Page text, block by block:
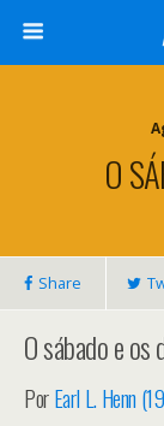
O
Share
O sábado e
PorEarl L. Henn